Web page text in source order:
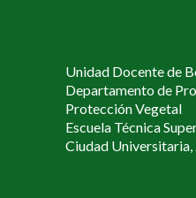
Unidad Docente de
Departamento de
Protección Vegetal
Escuela Técnica
Ciudad